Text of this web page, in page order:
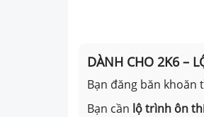
DÀNH CHO 2K6 –
Bạn đăng băn khoăn
Bạn cần lộ trình ôn